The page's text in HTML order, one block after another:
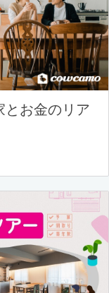
とお金のリア